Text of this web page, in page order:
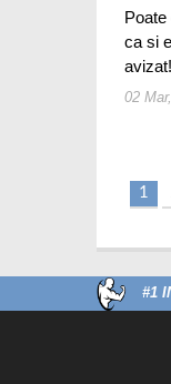
ca si
avizat!
02
1
#1